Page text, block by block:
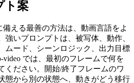
ト案
備える最善の方法は、動画言語をよ
強いプロンプトは、被写体、動作、
ムード、シーンロジック、出力目標
video では、最初のフレームで何を
ください。開始/終了フレームのワ
態から別の状態へ、動きがどう移行